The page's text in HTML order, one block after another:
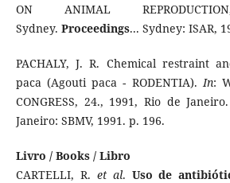
ON ANIMAL
Sydney. Proceedings... Sydney: ISAR,
PACHALY, J. R. Chemical restraint
paca (Agouti paca - RODENTIA).In:
CONGRESS, 24., 1991, Rio de Janeiro.
Janeiro: SBMV, 1991. p. 196.
Livro / Books / Libro
CARTELLI, R. et al. Uso de